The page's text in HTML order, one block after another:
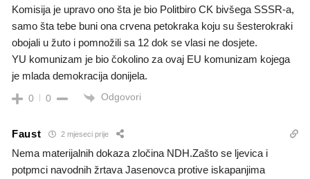
Komisija je upravo ono šta je bio Politbiro CK bivšega SSSR-a,
samo šta tebe buni ona crvena petokraka koju su šesterokraki
obojali u žuto i pomnožili sa 12 dok se vlasi ne dosjete.
YU komunizam je bio čokolino za ovaj EU komunizam kojega
je mlada demokracija donijela.
0 0 Odgovori
Faust 2 mjeseci prije
Nema materijalnih dokaza zločina NDH.Zašto se ljevica i
potpmci navodnih žrtava Jasenovca protive iskapanjima